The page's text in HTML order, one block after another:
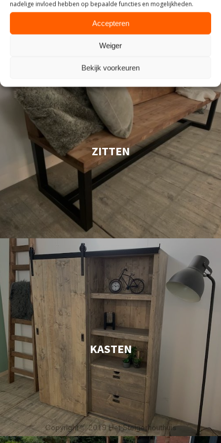
nadelige invloed hebben op bepaalde functies en mogelijkheden.
Accepteren
Weiger
Bekijk voorkeuren
ZITTEN
KASTEN